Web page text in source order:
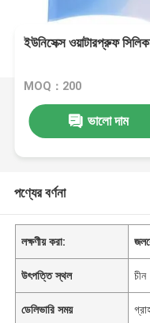
ইউনিসেক্স ওয়াটারপ্রুফ
MOQ：200
ভালো দাম
পণ্যের বর্ণনা
লক্ষণীয় করা:
উৎপত্তি স্থল চীন
ডেলিভারি সময়